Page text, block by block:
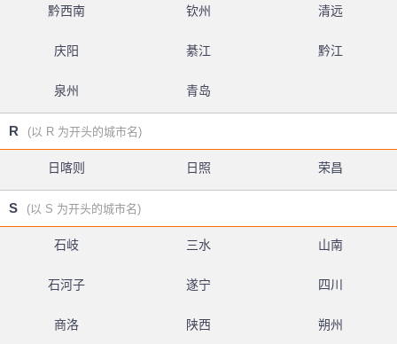
黔西南 钦州 清远
庆阳 綦江 黔江
泉州 青岛
R (以 R 为开头的城市名)
日喀则 日照 荣昌
S (以 S 为开头的城市名)
石岐 三水 山南
石河子 遂宁 四川
商洛 陕西 朔州